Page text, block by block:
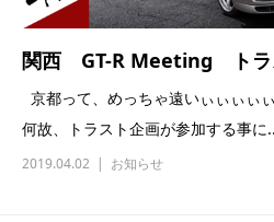
関西 GT-R Meeting トラ
京都って、めっちゃ遠いぃぃぃぃ
何故、トラスト企画が参加する事に
2019.04.02 お知らせ